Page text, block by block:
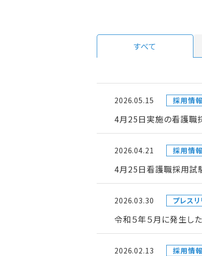
すべて
2026.05.15 採用情報
4月25日実施の看護職
2026.04.21 採用情報
4月25日看護職採用試
2026.03.30 プレスリ
令和５年５月に発生し
2026.02.13 採用情報